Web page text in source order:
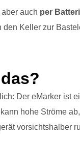
auch per
Keller zur
Der eMarker ist
hohe Ströme
vorsichtshalber